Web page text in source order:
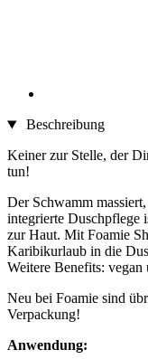
Beschreibung
Keiner zur Stelle, der
tun!
Der Schwamm
integrierte Duschpflege
zur Haut. Mit Foamie
Karibikurlaub in die
Weitere Benefits: vegan
Neu bei Foamie sind
Verpackung!
Anwendung: